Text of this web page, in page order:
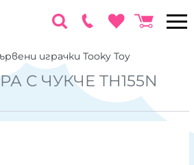
играчки Tooky Toy
С ЧУКЧЕ TH155N